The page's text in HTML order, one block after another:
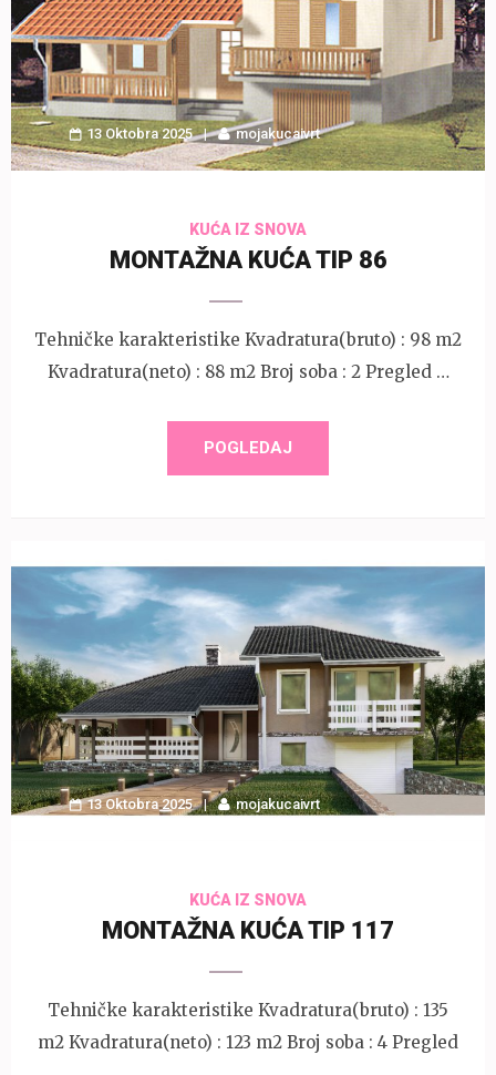
13 Oktobra 2025 mojakucaivrt
KUĆA IZ SNOVA
MONTAŽNA KUĆA TIP 86
Tehničke karakteristike Kvadratura(bruto) : 98 m2
Kvadratura(neto) : 88 m2 Broj soba : 2 Pregled …
POGLEDAJ
13 Oktobra 2025 mojakucaivrt
KUĆA IZ SNOVA
MONTAŽNA KUĆA TIP 117
Tehničke karakteristike Kvadratura(bruto) : 135
m2 Kvadratura(neto) : 123 m2 Broj soba : 4 Pregled